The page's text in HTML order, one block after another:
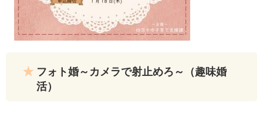
フォト婚～カメラで射止めろ～（趣味婚
活）